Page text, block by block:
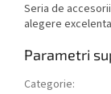
Seria de
alegere
Parametri
Categorie: